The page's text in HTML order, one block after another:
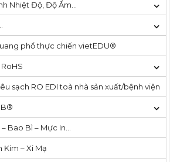
Nhiệt Độ, Độ Ẩm…
phổ thực chiến vietEDU®
sạch RO EDI​​ toà nhà sản xuất/bệnh viện
Bao Bì – Mực In…
Kim – Xi Mạ